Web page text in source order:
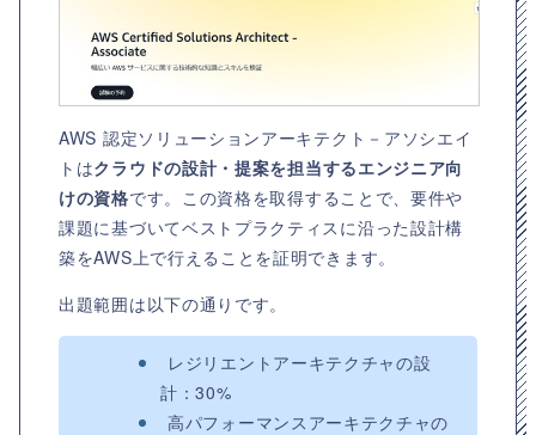
AWS 認定ソリューションアーキテクト－アソシエイ
トはクラウドの設計・提案を担当するエンジニア向
けの資格です。この資格を取得することで、要件や
課題に基づいてベストプラクティスに沿った設計構
築をAWS上で行えることを証明できます。
出題範囲は以下の通りです。
レジリエントアーキテクチャの設
計：30%
高パフォーマンスアーキテクチャの